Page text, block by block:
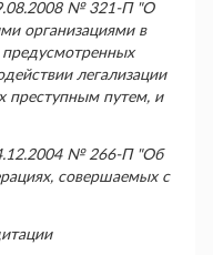
№ 321-П "О
организациями в
легализации
преступным путем, и
№ 266-П "Об
совершаемых с